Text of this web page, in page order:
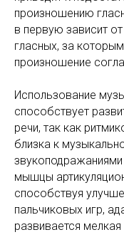
произношению
в первую зависит
гласных, за
произношение
Использование
способствует
речи, так как
близка к
звукоподражаниями
мышцы
способствуя
пальчиковых игр,
развивается